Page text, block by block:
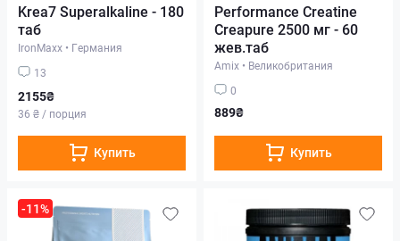
Krea7 Superalkaline - 180
таб
IronMaxx • Германия
13
2155₴
36 ₴ / порция
Купить
Performance Creatine
Creapure 2500 мг - 60
жев.таб
Amix • Великобритания
0
889₴
Купить
-11%